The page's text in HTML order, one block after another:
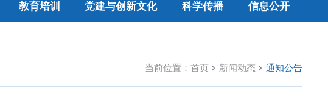
教育培训 党建与创新文化 科学传播 信息公开
当前位置： 首页 新闻动态 通知公告